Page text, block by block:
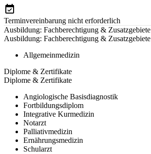
Terminvereinbarung nicht erforderlich
Ausbildung: Fachberechtigung & Zusatzgebiete
Ausbildung: Fachberechtigung & Zusatzgebiete
Allgemeinmedizin
Diplome & Zertifikate
Diplome & Zertifikate
Angiologische Basisdiagnostik
Fortbildungsdiplom
Integrative Kurmedizin
Notarzt
Palliativmedizin
Ernährungsmedizin
Schularzt